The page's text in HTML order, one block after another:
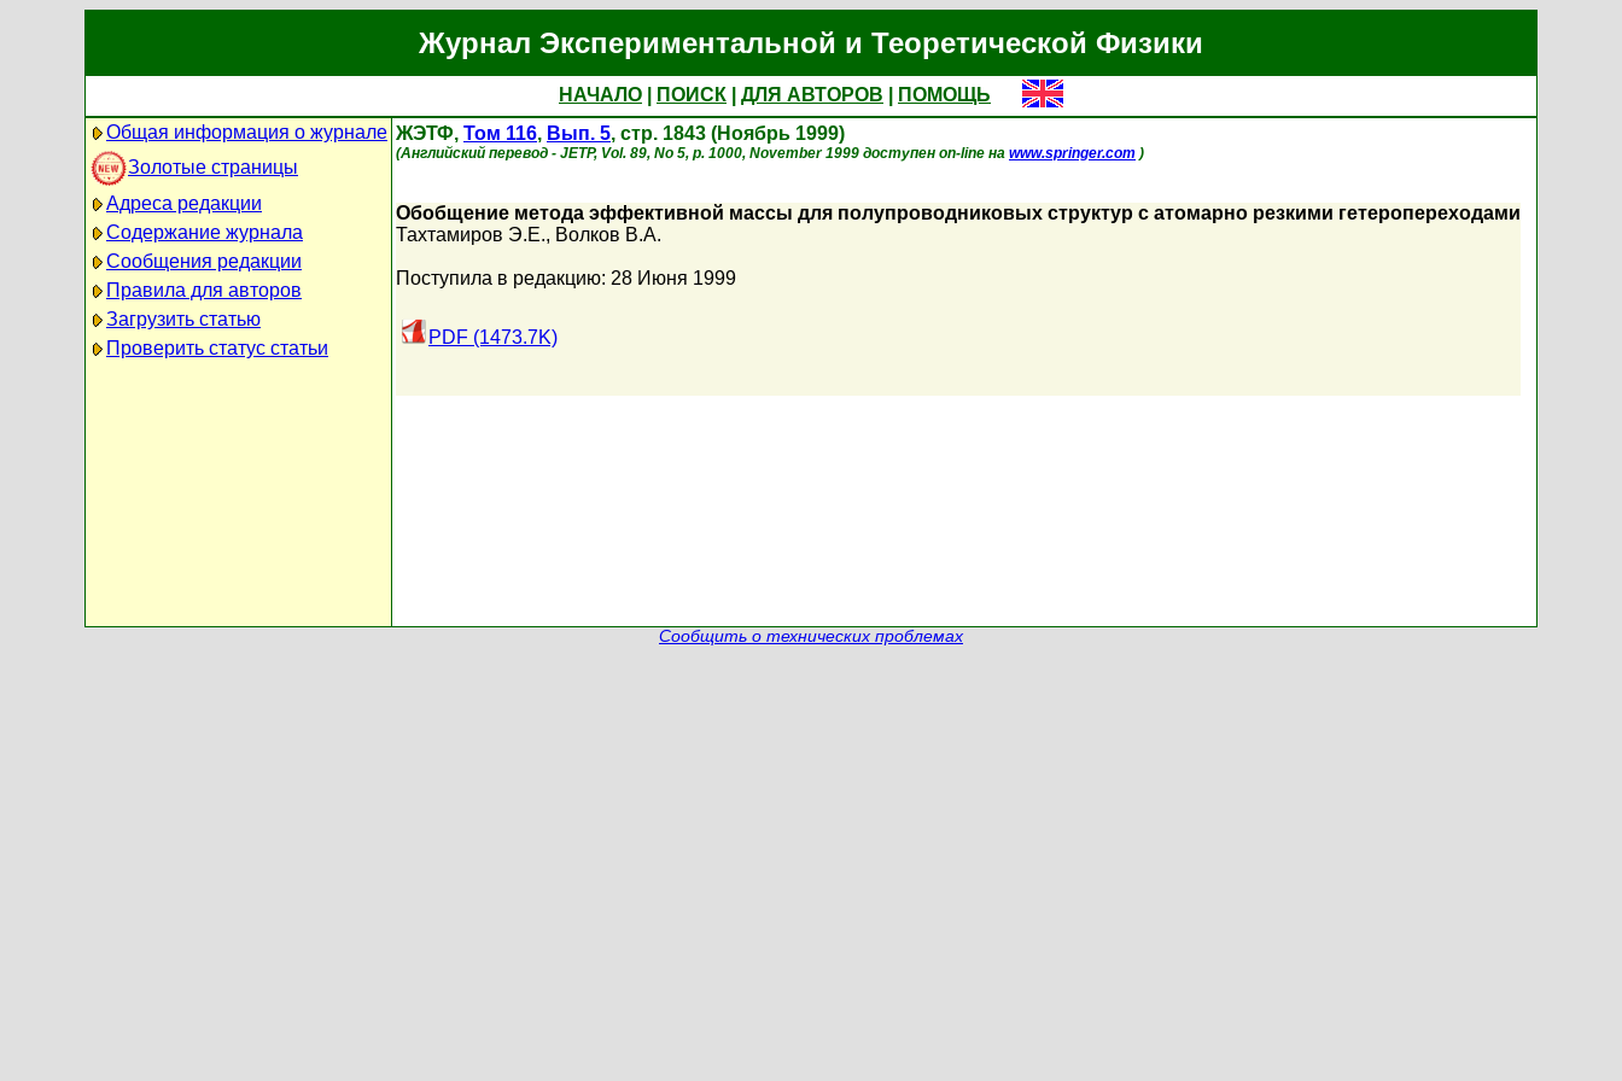
Журнал Экспериментальной и Теоретической Физики
НАЧАЛО ПОИСК ДЛЯ АВТОРОВ
ПОМОЩЬ
Общая информация о журнале
Золотые страницы
Адреса редакции
Содержание журнала
Сообщения редакции
Правила для авторов
Загрузить статью
Проверить статус статьи
ЖЭТФ, Том 116, Вып. 5, стр. 1843 (Ноябрь 1999)
(Английский перевод - JETP, Vol. 89, No 5, p. 1000, November 1999 доступен on-line на www.springer.com )
Обобщение метода эффективной массы для полупроводниковых структур с атомарно резкими гетеропереходами
Тахтамиров Э.Е., Волков В.А.
Поступила в редакцию: 28 Июня 1999
PDF (1473.7K)
Сообщить о технических проблемах